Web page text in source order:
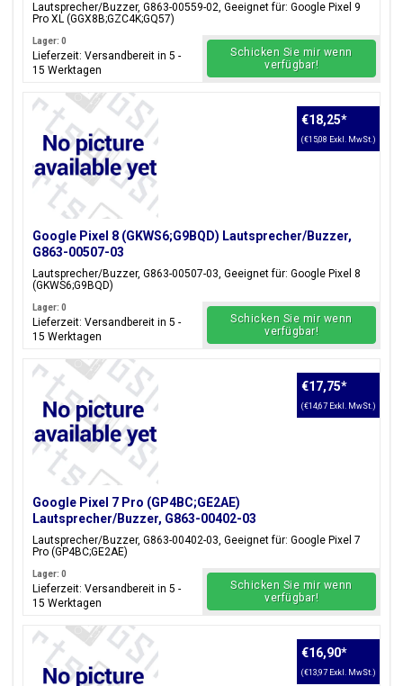
Lautsprecher/Buzzer, G863-00559-02, Geeignet für: Google Pixel 9
Pro XL (GGX8B;GZC4K;GQ57)
Lager: 0
Lieferzeit: Versandbereit in 5 -
15 Werktagen
Schicken Sie mir wenn
verfügbar!
Google Pixel 8 (GKWS6;G9BQD) Lautsprecher/Buzzer,
G863-00507-03
Lautsprecher/Buzzer, G863-00507-03, Geeignet für: Google Pixel 8
(GKWS6;G9BQD)
€18,25*
(€15,08 Exkl. MwSt.)
Lager: 0
Lieferzeit: Versandbereit in 5 -
15 Werktagen
Schicken Sie mir wenn
verfügbar!
Google Pixel 7 Pro (GP4BC;GE2AE)
Lautsprecher/Buzzer, G863-00402-03
Lautsprecher/Buzzer, G863-00402-03, Geeignet für: Google Pixel 7
Pro (GP4BC;GE2AE)
€17,75*
(€14,67 Exkl. MwSt.)
Lager: 0
Lieferzeit: Versandbereit in 5 -
15 Werktagen
Schicken Sie mir wenn
verfügbar!
€16,90*
(€13,97 Exkl. MwSt.)